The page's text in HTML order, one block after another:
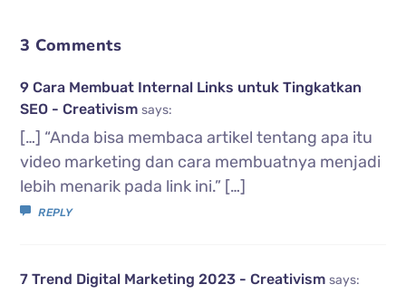
3 Comments
9 Cara Membuat Internal Links untuk Tingkatkan
SEO - Creativism says:
[…] “Anda bisa membaca artikel tentang apa itu
video marketing dan cara membuatnya menjadi
lebih menarik pada link ini.” […]
REPLY
7 Trend Digital Marketing 2023 - Creativism says: